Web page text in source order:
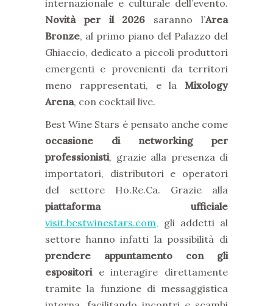
internazionale e culturale dell’evento.
Novità per il 2026 saranno l’Area
Bronze, al primo piano del Palazzo del
Ghiaccio, dedicato a piccoli produttori
emergenti e provenienti da territori
meno rappresentati, e la Mixology
Arena, con cocktail live.
Best Wine Stars è pensato anche come
occasione di networking per
professionisti, grazie alla presenza di
importatori, distributori e operatori
del settore Ho.Re.Ca. Grazie alla
piattaforma ufficiale
visit.bestwinestars.com, gli addetti al
settore hanno infatti la possibilità di
prendere appuntamento con gli
espositorie interagire direttamente
tramite la funzione di messaggistica